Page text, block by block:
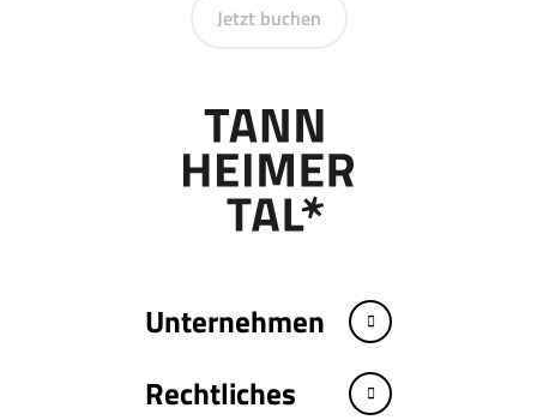
Jetzt buchen
Unternehmen
Rechtliches